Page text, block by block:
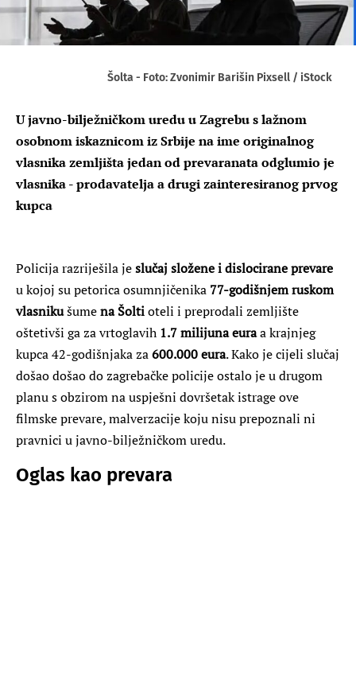
Šolta - Foto: Zvonimir Barišin Pixsell / iStock
U javno-bilježničkom uredu u Zagrebu s lažnom
osobnom iskaznicom iz Srbije na ime originalnog
vlasnika zemljišta jedan od prevaranata odglumio je
vlasnika - prodavatelja a drugi zainteresiranog prvog
kupca
Policija razriješila jeslučaj složene i dislocirane prevare
u kojoj su petorica osumnjičenika 77-godišnjem ruskom
vlasnikušumena Šoltioteli i preprodali zemljište
oštetivši ga za vrtoglavih 1.7 milijuna euraa krajnjeg
kupca 42-godišnjaka za600.000 eura. Kako je cijeli slučaj
došao došao do zagrebačke policije ostalo je u drugom
planu s obzirom na uspješni dovršetak istrage ove
filmske prevare, malverzacije koju nisu prepoznali ni
pravnici u javno-bilježničkom uredu.
Oglas kao prevara